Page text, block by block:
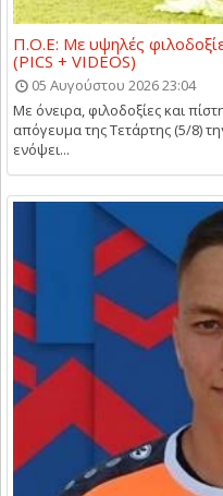
Π.Ο.Ε: Με υψηλές
(PICS + VIDEOS)
05 Αυγούστου 2026 23:04
Με όνειρα, φιλοδοξίες και
απόγευμα της Τετάρτης (5/8)
ενόψει...